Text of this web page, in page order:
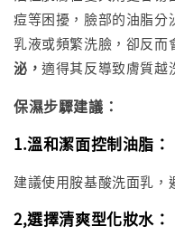
痘等困擾，臉部的油脂分
乳液或頻繁洗臉，卻反而
泌，適得其反導致膚質越
保濕步驟建議：
1.溫和潔面控制油脂 ：
建議使用胺基酸洗面乳，
2,選擇清爽型化妝水 ：